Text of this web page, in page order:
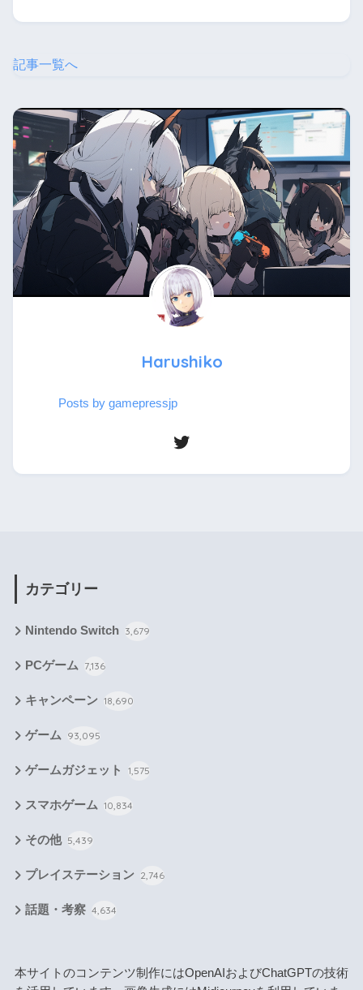
記事一覧へ
Harushiko
Posts by gamepressjp
カテゴリー
Nintendo Switch 3,679
PCゲーム 7,136
キャンペーン 18,690
ゲーム 93,095
ゲームガジェット 1,575
スマホゲーム 10,834
その他 5,439
プレイステーション 2,746
話題・考察 4,634
本サイトのコンテンツ制作にはOpenAIおよびChatGPTの技術